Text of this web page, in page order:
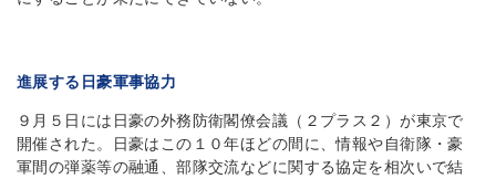
進展する日豪軍事協力
９月５日には日豪の外務防衛閣僚会議（２プラス２）が東京で
開催された。日豪はこの１０年ほどの間に、情報や自衛隊・豪
軍間の弾薬等の融通、部隊交流などに関する協定を相次いで結